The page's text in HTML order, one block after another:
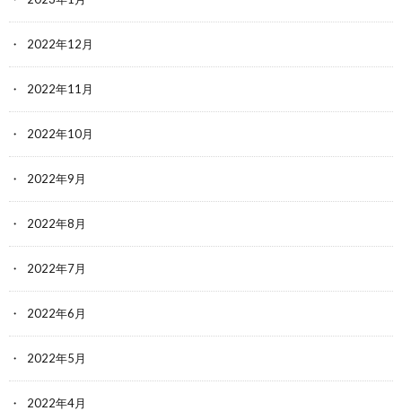
2022年12月
2022年11月
2022年10月
2022年9月
2022年8月
2022年7月
2022年6月
2022年5月
2022年4月